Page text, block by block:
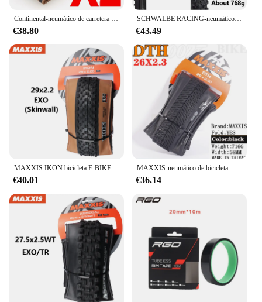
€38.80
SCHWALBE RACING-neumático plegable para bicicleta de montaña, llanta sin cámara de 29x2.25in, rendimiento TLR, ADDIX MTB
€43.49
€40.01 €36.14